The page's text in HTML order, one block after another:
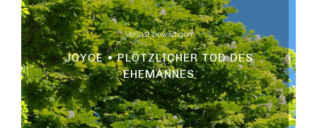
Verlust bewältigen
JOYCE • PLÖTZLICHER TOD DES
EHEMANNES